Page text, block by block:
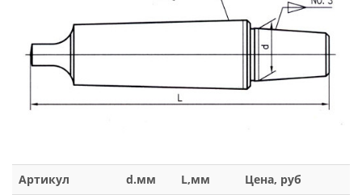
Артикул d.мм L,мм
Цена, руб